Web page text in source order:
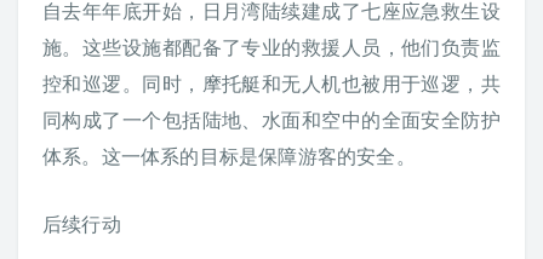
自去年年底开始，日月湾陆续建成了七座应急救生设
施。这些设施都配备了专业的救援人员，他们负责监
控和巡逻。同时，摩托艇和无人机也被用于巡逻，共
同构成了一个包括陆地、水面和空中的全面安全防护
体系。这一体系的目标是保障游客的安全。
后续行动